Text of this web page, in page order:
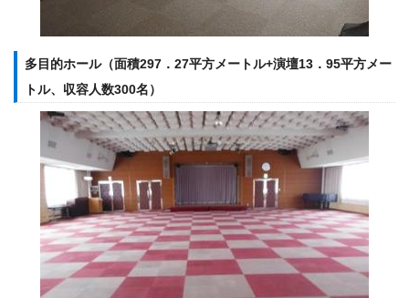
多目的ホール（面積297．27平方メートル+演壇13．95平方メー
トル、収容人数300名）